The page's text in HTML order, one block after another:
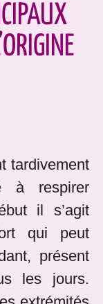
tardivement
à respirer
il s’agit
qui peut
présent
les jours.